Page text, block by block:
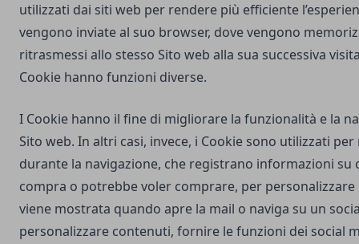
utilizzati dai siti web per rendere più efficiente
vengono inviate al suo browser, dove vengono
ritrasmessi allo stesso Sito web alla sua successiva
Cookie hanno funzioni diverse.
I Cookie hanno il fine di migliorare la funzionalità e la
Sito web. In altri casi, invece, i Cookie sono utilizzati
durante la navigazione, che registrano informazioni su
compra o potrebbe voler comprare, per
viene mostrata quando apre la mail o naviga su un
personalizzare contenuti, fornire le funzioni dei social